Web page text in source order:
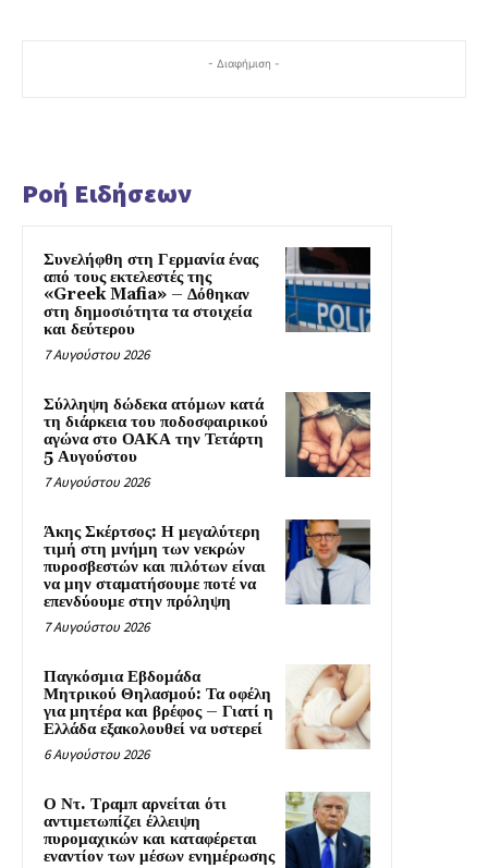
- Διαφήμιση -
Ροή Ειδήσεων
Συνελήφθη στη Γερμανία ένας
από τους εκτελεστές της
«Greek Mafia» – Δόθηκαν
στη δημοσιότητα τα στοιχεία
και δεύτερου
7 Αυγούστου 2026
Σύλληψη δώδεκα ατόμων κατά
τη διάρκεια του ποδοσφαιρικού
αγώνα στο ΟΑΚΑ την Τετάρτη
5 Αυγούστου
7 Αυγούστου 2026
Άκης Σκέρτσος: Η μεγαλύτερη
τιμή στη μνήμη των νεκρών
πυροσβεστών και πιλότων είναι
να μην σταματήσουμε ποτέ να
επενδύουμε στην πρόληψη
7 Αυγούστου 2026
Παγκόσμια Εβδομάδα
Μητρικού Θηλασμού: Τα οφέλη
για μητέρα και βρέφος – Γιατί η
Ελλάδα εξακολουθεί να υστερεί
6 Αυγούστου 2026
Ο Ντ. Τραμπ αρνείται ότι
αντιμετωπίζει έλλειψη
πυρομαχικών και καταφέρεται
εναντίον των μέσων ενημέρωσης